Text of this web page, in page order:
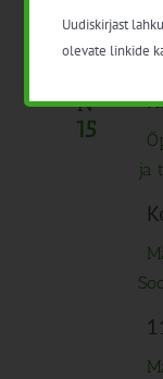
ja
N
15
ja
Uudiskirjast
olevate linkide